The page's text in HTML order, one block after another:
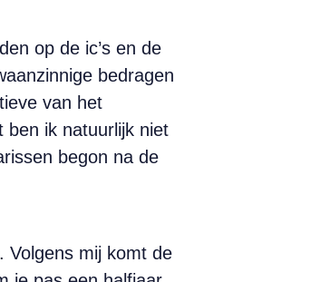
op de ic’s en de
bedragen
van het
ben ik natuurlijk niet
begon na de
Volgens mij komt de